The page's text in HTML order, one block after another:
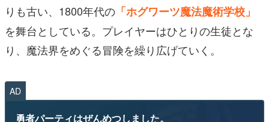
りも古い、1800年代の 「ホグワーツ魔法魔術学校」
を舞台としている。プレイヤーはひとりの生徒とな
り、魔法界をめぐる冒険を繰り広げていく。
AD
勇者パーティはぜんめつしました。